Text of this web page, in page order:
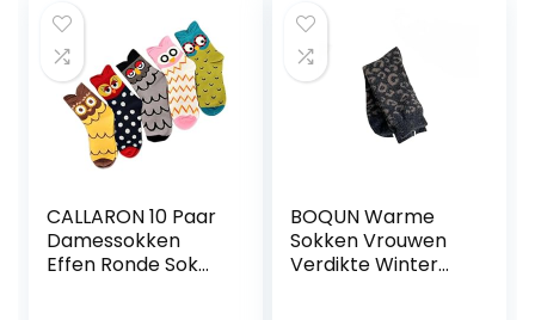
CALLARON 10 Paar
Damessokken
Effen Ronde Sok
BOQUN Warme
Sokken Vrouwen
Verdikte Winter